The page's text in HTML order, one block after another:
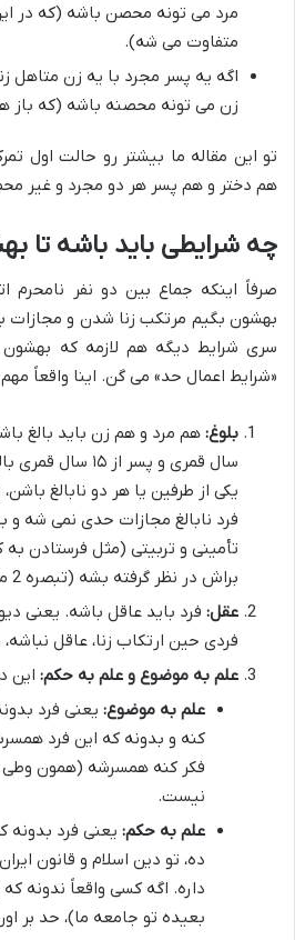
مرد می تونه محصن باشه (که در
متفاوت می شه).
اگه یه پسر مجرد با یه زن متاهل
زن می تونه محصنه باشه (که باز
تو این مقاله ما بیشتر رو حالت اول
هم دختر و هم پسر هر دو مجرد و غیر
چه شرایطی باید باشه تا
صرفاً اینکه جماع بین دو نفر نامحرم
بهشون بگیم مرتکب زنا شدن و مجازات
سری شرایط دیگه هم لازمه که بهشون
«شرایط اعمال حد» می گن. اینا واقعاً
بلوغ:
سال قمری و پسر
یکی از طرفین یا هر دو نابالغ باشن،
فرد نابالغ مجازات حدی نمی شه
تأمینی و تربیتی (مثل فرستادن
براش در نظر گرفته بشه (تبصره 2 ماده 221).
عقل: فرد باید عاقل باشه. یعنی
فردی حین ارتکاب زنا، عاقل
علم به موضوع و علم به حکم: این
علم به موضوع: یعنی فرد
کنه و بدونه که این فرد
فکر کنه همسرشه (همون وطی
نیست.
علم به حکم: یعنی فرد بدونه
ده، تو دین اسلام و قانون
داره. اگه کسی واقعاً ندونه که
بعیده تو جامعه ما)، حد بر